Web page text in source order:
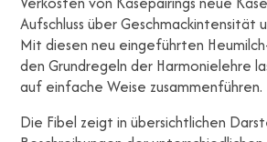
Aufschluss über Geschmackintensität
Mit diesen neu eingeführten
den Grundregeln der Harmonielehre
auf einfache Weise zusammenführen.
Die Fibel zeigt in übersichtlichen